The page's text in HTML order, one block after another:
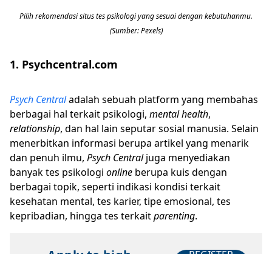
Pilih rekomendasi situs tes psikologi yang sesuai dengan kebutuhanmu.
(Sumber: Pexels)
1. Psychcentral.com
Psych Centraladalah sebuah platform yang membahas
berbagai hal terkait psikologi, mental health,
relationship, dan hal lain seputar sosial manusia. Selain
menerbitkan informasi berupa artikel yang menarik
dan penuh ilmu, Psych Centraljuga menyediakan
banyak tes psikologi online berupa kuis dengan
berbagai topik, seperti indikasi kondisi terkait
kesehatan mental, tes karier, tipe emosional, tes
kepribadian, hingga tes terkaitparenting.